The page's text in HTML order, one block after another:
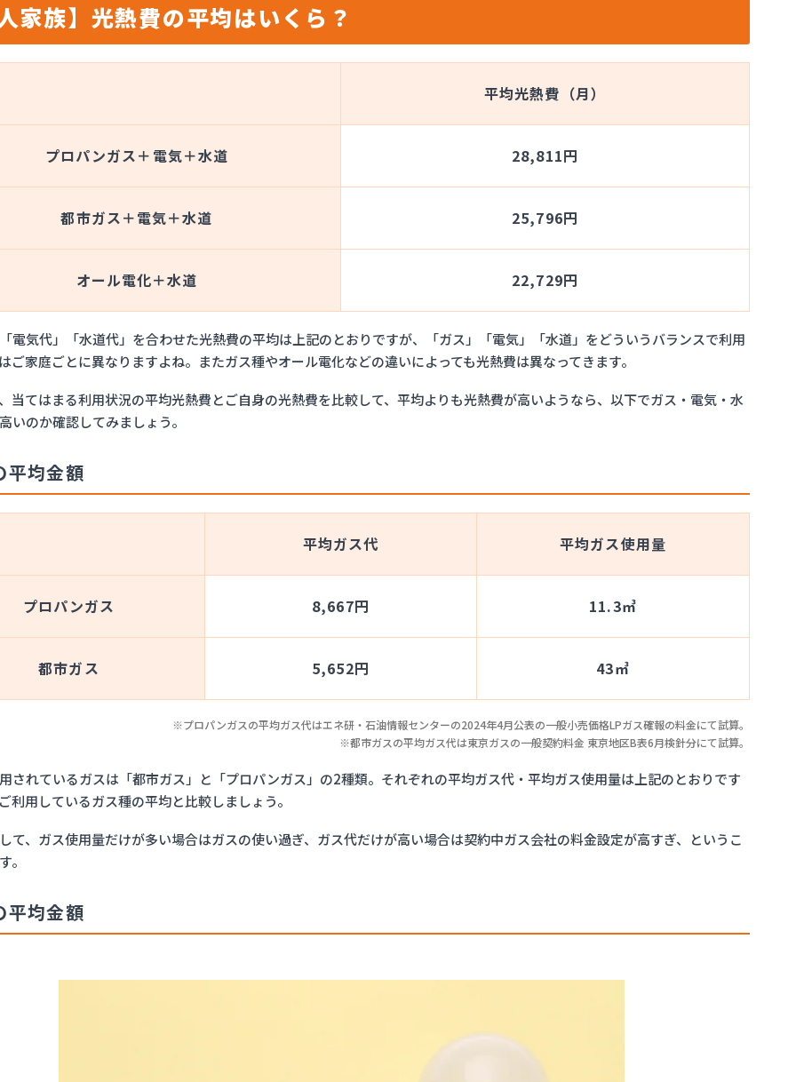
ガスの節約術
電気の節約術
水の節約術
家族】光熱費の平均はいくら？
平均光熱費（月）
プロパンガス＋電気＋水道 28,811円
都市ガス＋電気＋水道 25,796円
オール電化＋水道 22,729円
電気代」「水道代」を合わせた光熱費の平均は上記のとおりですが、「ガス」「電気」「水道」をどういうバランスで利用
ご家庭ごとに異なりますよね。またガス種やオール電化などの違いによっても光熱費は異なってきます。
当てはまる利用状況の平均光熱費とご自身の光熱費を比較して、平均よりも光熱費が高いようなら、以下でガス・電気・水
いのか確認してみましょう。
平均金額
平均ガス代 平均ガス使用量
プロパンガス 8,667円 11.3㎥
都市ガス 5,652円 43㎥
※プロパンガスの平均ガス代はエネ研・石油情報センターの2024年4月公表の一般小売価格LPガス確報の料金にて試算。
※都市ガスの平均ガス代は東京ガスの一般契約料金 東京地区B表6月検針分にて試算。
されているガスは「都市ガス」と「プロパンガス」の2種類。それぞれの平均ガス代・平均ガス使用量は上記のとおりです
利用しているガス種の平均と比較しましょう。
て、ガス使用量だけが多い場合はガスの使い過ぎ、ガス代だけが高い場合は契約中ガス会社の料金設定が高すぎ、というこ
。
平均金額